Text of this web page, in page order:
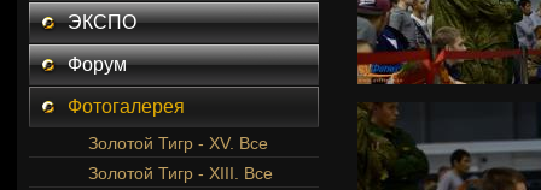
ЭКСПО
Форум
Фотогалерея
Золотой Тигр - XV. Все
Золотой Тигр - XIII. Все